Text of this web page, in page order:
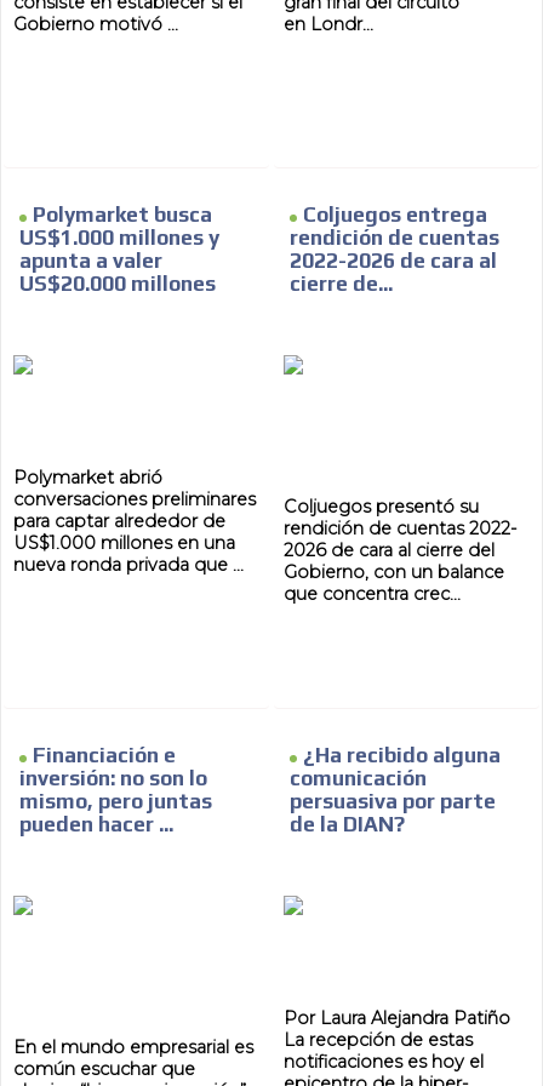
Gobierno motivó ...
en Londr...
Polymarket busca
US$1.000 millones y
apunta a valer
US$20.000 millones
Polymarket abrió
conversaciones preliminares
para captar alrededor de
US$1.000 millones en una
nueva ronda privada que ...
Coljuegos entrega
rendición de cuentas
2022-2026 de cara al
cierre de...
Coljuegos presentó su
rendición de cuentas 2022-
2026 de cara al cierre del
Gobierno, con un balance
que concentra crec...
Financiación e
inversión: no son lo
mismo, pero juntas
pueden hacer ...
En el mundo empresarial es
común escuchar que
¿Ha recibido alguna
comunicación
persuasiva por parte
de la DIAN?
Por Laura Alejandra Patiño
La recepción de estas
notificaciones es hoy el